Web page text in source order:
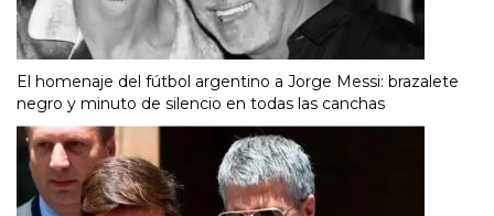
El homenaje del fútbol argentino a Jorge Messi: brazalete
negro y minuto de silencio en todas las canchas